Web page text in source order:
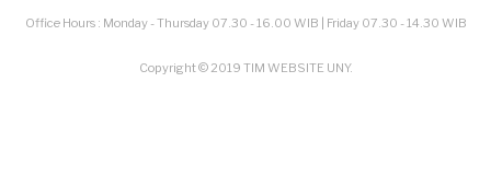
Office Hours : Monday - Thursday 07.30 - 16.00 WIB | Friday 07.30 - 14.30 WIB
Copyright © 2019 TIM WEBSITE UNY.